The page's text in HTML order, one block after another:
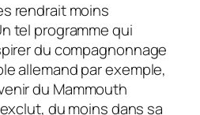
rendrait moins
tel programme qui
du compagnonnage
allemand par exemple,
du Mammouth
exclut, du moins dans sa